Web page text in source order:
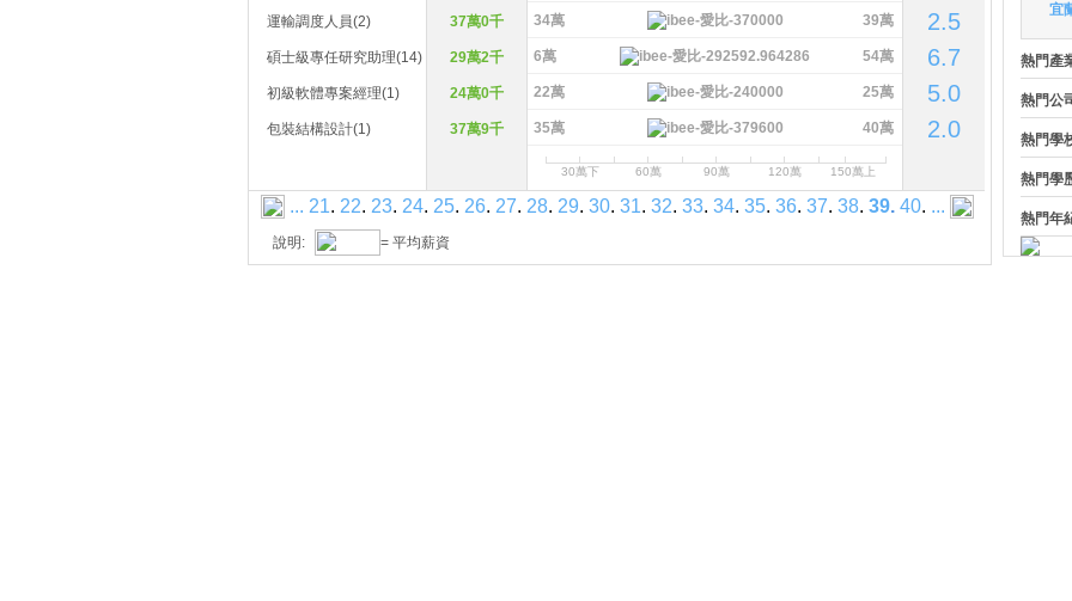
運輸調度人員(2) 37萬0千 34萬 39萬 2.5
碩士級專任研究助理(14) 29萬2千 6萬 54萬 6.7
初級軟體專案經理(1) 24萬0千 22萬 25萬 5.0
包裝結構設計(1) 37萬9千 35萬 40萬 2.0
30萬下 60萬 90萬 120萬 150萬上
... 21. 22. 23. 24. 25. 26. 27. 28. 29. 30. 31. 32. 33. 34. 35. 36. 37. 38. 39. 40. ...
說明: = 平均薪資
宜
熱門產
熱門公
熱門學
熱門學
熱門年